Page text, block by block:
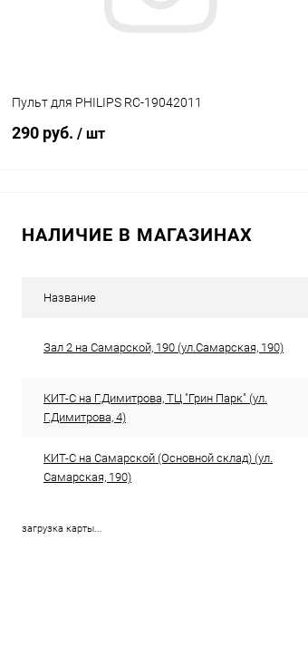
Пульт для PHILIPS RC-19042011
290 руб. / шт
НАЛИЧИЕ В МАГАЗИНАХ
Название
Зал 2 на Самарской, 190 (ул.Самарская, 190)
КИТ-С на Г.Димитрова, ТЦ "Грин Парк" (ул.
Г.Димитрова, 4)
КИТ-С на Самарской (Основной склад) (ул.
Самарская, 190)
загрузка карты...